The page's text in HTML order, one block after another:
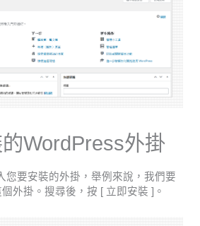
WordPress外掛
您要安裝的外掛，舉例來說，我們要
外掛。搜尋後，按 [ 立即安裝 ]。